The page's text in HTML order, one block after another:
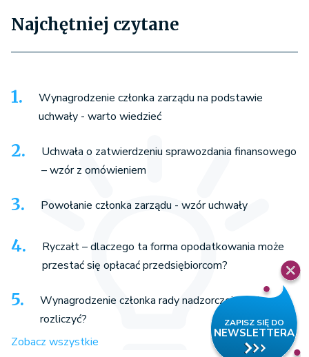
Najchętniej czytane
Wynagrodzenie członka zarządu na podstawie
uchwały - warto wiedzieć
Uchwała o zatwierdzeniu sprawozdania finansowego
– wzór z omówieniem
Powołanie członka zarządu - wzór uchwały
Ryczałt – dlaczego ta forma opodatkowania może
przestać się opłacać przedsiębiorcom?
Wynagrodzenie członka rady nadzorczej — jak
rozliczyć?
Zobacz wszystkie